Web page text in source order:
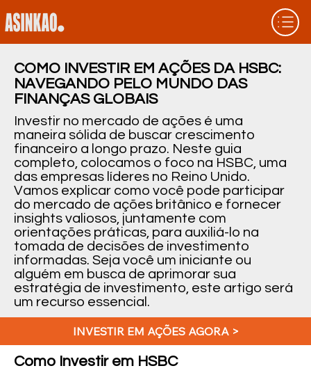
COMO INVESTIR EM AÇÕES DA HSBC:
NAVEGANDO PELO MUNDO DAS
FINANÇAS GLOBAIS
Investir no mercado de ações é uma
maneira sólida de buscar crescimento
financeiro a longo prazo. Neste guia
completo, colocamos o foco na HSBC, uma
das empresas líderes no Reino Unido.
Vamos explicar como você pode participar
do mercado de ações britânico e fornecer
insights valiosos, juntamente com
orientações práticas, para auxiliá-lo na
tomada de decisões de investimento
informadas. Seja você um iniciante ou
alguém em busca de aprimorar sua
estratégia de investimento, este artigo será
um recurso essencial.
Como Investir em HSBC
INVESTIR EM AÇÕES AGORA >